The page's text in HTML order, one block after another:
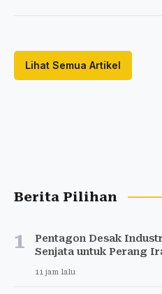
Lihat Semua Artikel
Berita Pilihan
1
Pentagon Desak
Senjata untuk Perang
11 jam lalu